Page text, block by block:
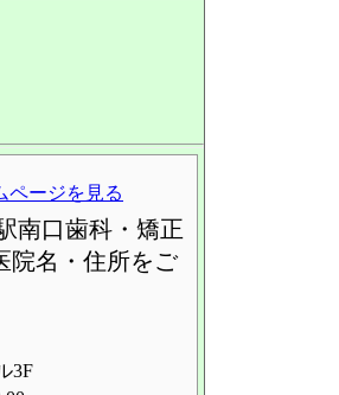
ページを見る
南口歯科・矯正
院名・住所をご
3F